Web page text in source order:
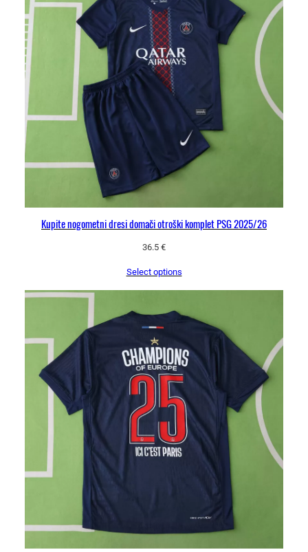
Kupite nogometni dresi domači otroški komplet PSG 2025/26
36.5 €
Select options